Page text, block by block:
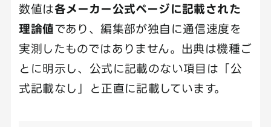
数値は各メーカー公式ページに記載された
理論値であり、編集部が独自に通信速度を
実測したものではありません。出典は機種ご
とに明示し、公式に記載のない項目は「公
式記載なし」と正直に記載しています。